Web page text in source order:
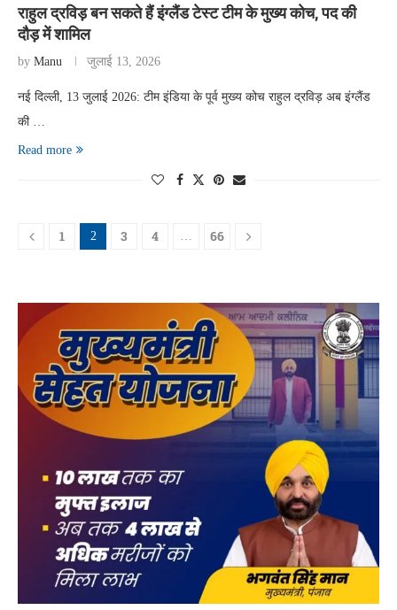
राहुल द्रविड़ बन सकते हैं इंग्लैंड टेस्ट टीम के मुख्य कोच, पद की
दौड़ में शामिल
by Manu जुलाई 13, 2026
नई दिल्ली, 13 जुलाई 2026: टीम इंडिया के पूर्व मुख्य कोच राहुल द्रविड़ अब इंग्लैंड
की …
Read more
1 2 3 4 66